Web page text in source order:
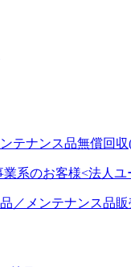
テナンス品無償回
系のお客様<法人ユ
／メンテナンス品